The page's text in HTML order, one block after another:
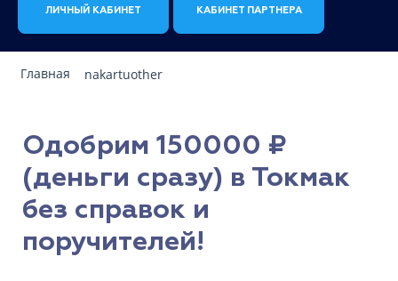
ЛИЧНЫЙ КАБИНЕТ КАБИНЕТ ПАРТНЕРА
Главная nakartuother
Одобрим 150000 ₽
(деньги сразу) в Токмак
без справок и
поручителей!